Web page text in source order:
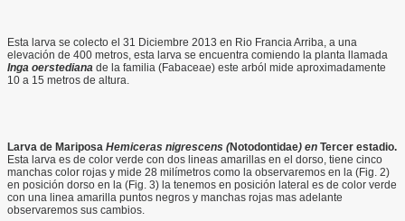
Esta larva se colecto el 31 Diciembre 2013 en Rio Francia Arriba, a una
elevación de 400 metros, esta larva se encuentra comiendo la planta llamada
Inga oerstediana de la familia (Fabaceae) este arból mide aproximadamente
10 a 15 metros de altura.
Larva de Mariposa Hemiceras nigrescens (Notodontidae) en Tercer estadio.
Esta larva es de color verde con dos lineas amarillas en el dorso, tiene cinco
manchas color rojas y mide 28 milímetros como la observaremos en la (Fig. 2)
en posición dorso en la (Fig. 3) la tenemos en posición lateral es de color verde
con una linea amarilla puntos negros y manchas rojas mas adelante
observaremos sus cambios.